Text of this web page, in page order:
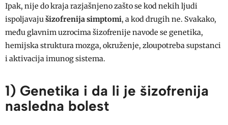
Ipak, nije do kraja razjašnjeno zašto se kod nekih ljudi
ispoljavajušizofrenija simptomi, a kod drugih ne. Svakako,
među glavnim uzrocima šizofrenije navode se genetika,
hemijska struktura mozga, okruženje, zloupotreba supstanci
i aktivacija imunog sistema.
1) Genetika i da li je šizofrenija
nasledna bolest